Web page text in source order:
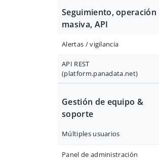
Seguimiento, operación
masiva, API
Alertas / vigilancia
API REST
(platform.panadata.net)
Gestión de equipo &
soporte
Múltiples usuarios
Panel de administración